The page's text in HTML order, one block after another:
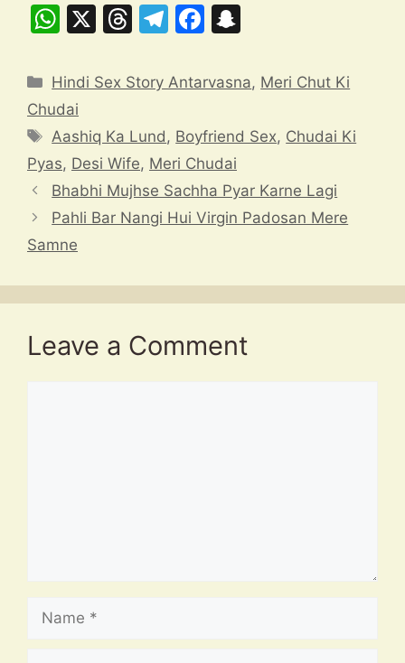
W
at
s
A
p
p
X
T
e
d
s
T
e
a
m
F
c
b
o
o
k
a
c
at
Categories
Hindi Sex Story Antarvasna, Meri Chut Ki
Chudai
Tags
Aashiq Ka Lund, Boyfriend Sex, Chudai Ki
Pyas, Desi Wife, Meri Chudai
Bhabhi Mujhse Sachha Pyar Karne Lagi
Pahli Bar Nangi Hui Virgin Padosan Mere
Samne
Leave a Comment
Name